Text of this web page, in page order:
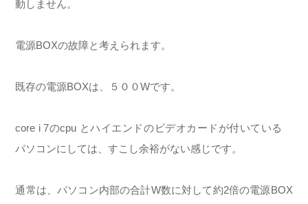
動しません。
電源BOXの故障と考えられます。
既存の電源BOXは、５００Wです。
core i 7のcpu とハイエンドのビデオカードが付いている
パソコンにしては、すこし余裕がない感じです。
通常は、パソコン内部の合計W数に対して約2倍の電源BOX